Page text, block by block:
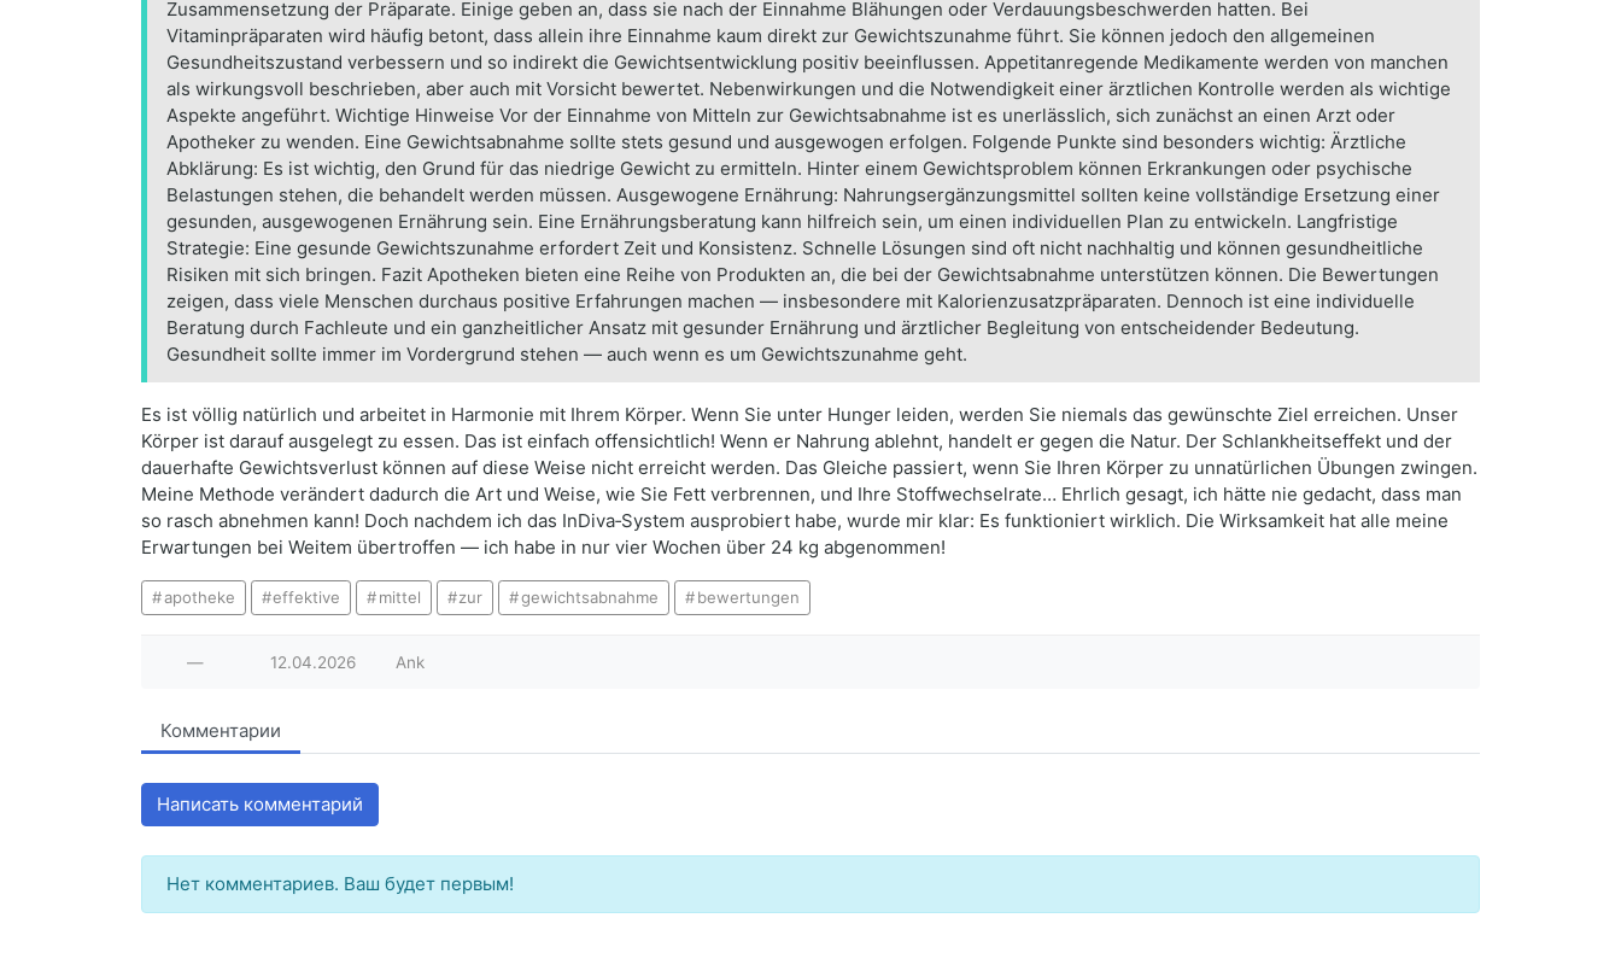
Zusammensetzung der Präparate. Einige geben an, dass sie nach der Einnahme Blähungen oder Verdauungsbeschwerden hatten. Bei
Vitaminpräparaten wird häufig betont, dass allein ihre Einnahme kaum direkt zur Gewichtszunahme führt. Sie können jedoch den allgemeinen
Gesundheitszustand verbessern und so indirekt die Gewichtsentwicklung positiv beeinflussen. Appetitanregende Medikamente werden von manchen
als wirkungsvoll beschrieben, aber auch mit Vorsicht bewertet. Nebenwirkungen und die Notwendigkeit einer ärztlichen Kontrolle werden als wichtige
Aspekte angeführt. Wichtige Hinweise Vor der Einnahme von Mitteln zur Gewichtsabnahme ist es unerlässlich, sich zunächst an einen Arzt oder
Apotheker zu wenden. Eine Gewichtsabnahme sollte stets gesund und ausgewogen erfolgen. Folgende Punkte sind besonders wichtig: Ärztliche
Abklärung: Es ist wichtig, den Grund für das niedrige Gewicht zu ermitteln. Hinter einem Gewichtsproblem können Erkrankungen oder psychische
Belastungen stehen, die behandelt werden müssen. Ausgewogene Ernährung: Nahrungsergänzungsmittel sollten keine vollständige Ersetzung einer
gesunden, ausgewogenen Ernährung sein. Eine Ernährungsberatung kann hilfreich sein, um einen individuellen Plan zu entwickeln. Langfristige
Strategie: Eine gesunde Gewichtszunahme erfordert Zeit und Konsistenz. Schnelle Lösungen sind oft nicht nachhaltig und können gesundheitliche
Risiken mit sich bringen. Fazit Apotheken bieten eine Reihe von Produkten an, die bei der Gewichtsabnahme unterstützen können. Die Bewertungen
zeigen, dass viele Menschen durchaus positive Erfahrungen machen — insbesondere mit Kalorienzusatzpräparaten. Dennoch ist eine individuelle
Beratung durch Fachleute und ein ganzheitlicher Ansatz mit gesunder Ernährung und ärztlicher Begleitung von entscheidender Bedeutung.
Gesundheit sollte immer im Vordergrund stehen — auch wenn es um Gewichtszunahme geht.
Es ist völlig natürlich und arbeitet in Harmonie mit Ihrem Körper. Wenn Sie unter Hunger leiden, werden Sie niemals das gewünschte Ziel erreichen. Unser
Körper ist darauf ausgelegt zu essen. Das ist einfach offensichtlich! Wenn er Nahrung ablehnt, handelt er gegen die Natur. Der Schlankheitseffekt und der
dauerhafte Gewichtsverlust können auf diese Weise nicht erreicht werden. Das Gleiche passiert, wenn Sie Ihren Körper zu unnatürlichen Übungen zwingen.
Meine Methode verändert dadurch die Art und Weise, wie Sie Fett verbrennen, und Ihre Stoffwechselrate… Ehrlich gesagt, ich hätte nie gedacht, dass man
so rasch abnehmen kann! Doch nachdem ich das InDiva‑System ausprobiert habe, wurde mir klar: Es funktioniert wirklich. Die Wirksamkeit hat alle meine
Erwartungen bei Weitem übertroffen — ich habe in nur vier Wochen über 24 kg abgenommen!
apotheke effektive mittel zur gewichtsabnahme bewertungen
— 12.04.2026 Ank
Комментарии
Написать комментарий
Нет комментариев. Ваш будет первым!